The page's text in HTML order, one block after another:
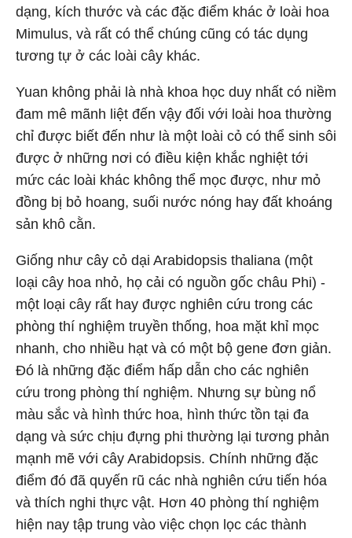
dạng, kích thước và các đặc điểm khác ở loài hoa
Mimulus, và rất có thể chúng cũng có tác dụng
tương tự ở các loài cây khác.
Yuan không phải là nhà khoa học duy nhất có niềm
đam mê mãnh liệt đến vậy đối với loài hoa thường
chỉ được biết đến như là một loài cỏ có thể sinh sôi
được ở những nơi có điều kiện khắc nghiệt tới
mức các loài khác không thể mọc được, như mỏ
đồng bị bỏ hoang, suối nước nóng hay đất khoáng
sản khô cằn.
Giống như cây cỏ dại Arabidopsis thaliana (một
loại cây hoa nhỏ, họ cải có nguồn gốc châu Phi) -
một loại cây rất hay được nghiên cứu trong các
phòng thí nghiệm truyền thống, hoa mặt khỉ mọc
nhanh, cho nhiều hạt và có một bộ gene đơn giản.
Đó là những đặc điểm hấp dẫn cho các nghiên
cứu trong phòng thí nghiệm. Nhưng sự bùng nổ
màu sắc và hình thức hoa, hình thức tồn tại đa
dạng và sức chịu đựng phi thường lại tương phản
mạnh mẽ với cây Arabidopsis. Chính những đặc
điểm đó đã quyến rũ các nhà nghiên cứu tiến hóa
và thích nghi thực vật. Hơn 40 phòng thí nghiệm
hiện nay tập trung vào việc chọn lọc các thành